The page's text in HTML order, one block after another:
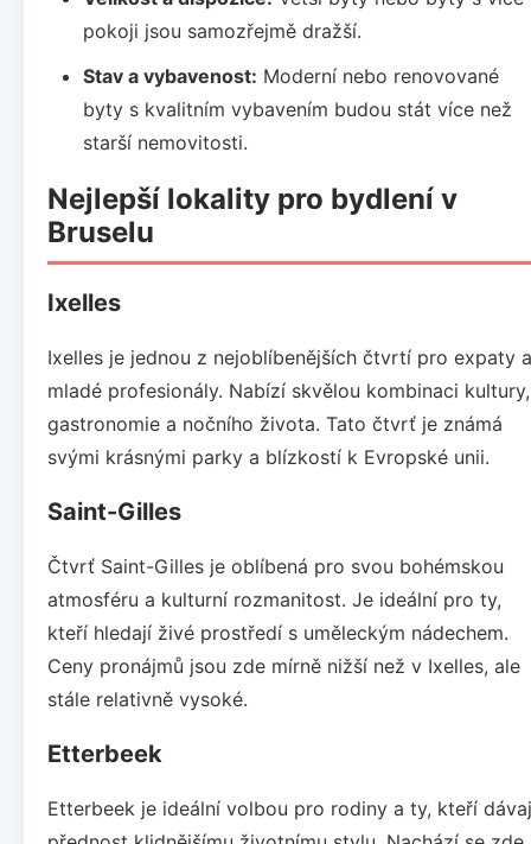
pokoji jsou samozřejmě dražší.
Stav a vybavenost: Moderní nebo renovované
byty s kvalitním vybavením budou stát více než
starší nemovitosti.
Nejlepší lokality pro bydlení v
Bruselu
Ixelles
Ixelles je jednou z nejoblíbenějších čtvrtí pro expaty a
mladé profesionály. Nabízí skvělou kombinaci kultury,
gastronomie a nočního života. Tato čtvrť je známá
svými krásnými parky a blízkostí k Evropské unii.
Saint-Gilles
Čtvrť Saint-Gilles je oblíbená pro svou bohémskou
atmosféru a kulturní rozmanitost. Je ideální pro ty,
kteří hledají živé prostředí s uměleckým nádechem.
Ceny pronájmů jsou zde mírně nižší než v Ixelles, ale
stále relativně vysoké.
Etterbeek
Etterbeek je ideální volbou pro rodiny a ty, kteří